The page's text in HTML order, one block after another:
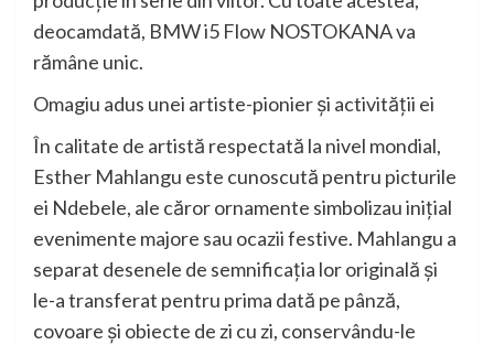
deocamdată, BMW i5 Flow NOSTOKANA va
rămâne unic.
Omagiu adus unei artiste-pionier şi activităţii ei
În calitate de artistă respectată la nivel mondial,
Esther Mahlangu este cunoscută pentru picturile
ei Ndebele, ale căror ornamente simbolizau iniţial
evenimente majore sau ocazii festive. Mahlangu a
separat desenele de semnificaţia lor originală şi
le-a transferat pentru prima dată pe pânză,
covoare şi obiecte de zi cu zi, conservându-le